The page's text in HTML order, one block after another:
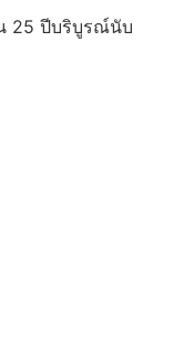
25 ปีบริบูรณ์นับ